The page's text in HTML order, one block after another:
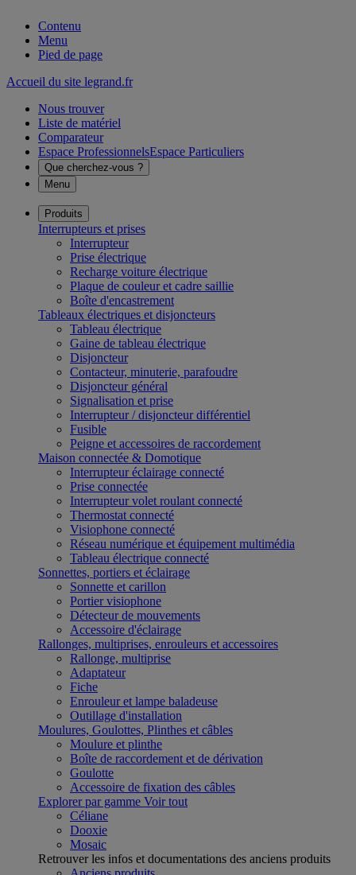
Contenu
Menu
Pied de page
Accueil du site legrand.fr
Nous trouver
Liste de matériel
Comparateur
Espace ProfessionnelsEspace Particuliers
Que cherchez-vous ?
Menu
Produits
Interrupteurs et prises
Interrupteur
Prise électrique
Recharge voiture électrique
Plaque de couleur et cadre saillie
Boîte d'encastrement
Tableaux électriques et disjoncteurs
Tableau électrique
Gaine de tableau électrique
Disjoncteur
Contacteur, minuterie, parafoudre
Disjoncteur général
Signalisation et prise
Interrupteur / disjoncteur différentiel
Fusible
Peigne et accessoires de raccordement
Maison connectée & Domotique
Interrupteur éclairage connecté
Prise connectée
Interrupteur volet roulant connecté
Thermostat connecté
Visiophone connecté
Réseau numérique et équipement multimédia
Tableau électrique connecté
Sonnettes, portiers et éclairage
Sonnette et carillon
Portier visiophone
Détecteur de mouvements
Accessoire d'éclairage
Rallonges, multiprises, enrouleurs et accessoires
Rallonge, multiprise
Adaptateur
Fiche
Enrouleur et lampe baladeuse
Outillage d'installation
Moulures, Goulottes, Plinthes et câbles
Moulure et plinthe
Boîte de raccordement et de dérivation
Goulotte
Accessoire de fixation des câbles
Explorer par gamme Voir tout
Céliane
Dooxie
Mosaic
Retrouver les infos et documentations des anciens produits